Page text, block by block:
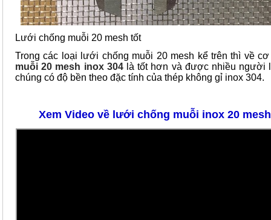
Lưới chống muỗi 20 mesh tốt
Trong các loại lưới chống muỗi 20 mesh kể trên thì về
muỗi 20 mesh inox 304là tốt hơn và được nhiều người
chúng có độ bền theo đặc tính của thép không gỉ inox 304.
Xem Video về lưới chống muỗi inox 20